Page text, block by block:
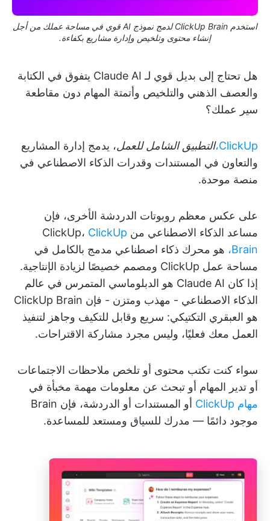
استخدم ClickUp Brain لدمج نموذج AI قوي في مساحة عملك من أجل
إنشاء محتوى وتلخيص وإدارة مشاريع بكفاءة.
هل تحتاج إلى بديل قوي لـ Claude AI يتفوق في الكتابة
والعصف الذهني والتلخيص وأتمتة المهام دون مقاطعة
سير عملك؟
ClickUp، التطبيق الشامل للعمل، يدمج إدارة المشاريع
والتعاون في المستندات وقدرات الذكاء الاصطناعي في
منصة موحدة.
على عكس معظم روبوتات الدردشة الأخرى، فإن
مساعد الذكاء الاصطناعي من ClickUp، ClickUp
Brain،
هو محرك ذكاء اصطناعي مدمج بالكامل في
مساحة عمل ClickUp ومصمم خصيصًا لزيادة الإنتاجية.
إذا كان Claude AI هو الدبلوماسي المتمرس في عالم
الذكاء الاصطناعي - مهذب ومتزن - فإن ClickUp Brain
هو العبقري التكتيكي: سريع وقابل للتكيف وجاهز لتنفيذ
العمل معك فعليًا، وليس مجرد مشاركة الاقتراحات.
سواء كنت تكتب محتوى أو تلخص ملاحظات الاجتماعات
أو تدير المهام أو تبحث عن معلومات مهمة مخبأة في
مهام ClickUp
أو المستندات أو الدردشة، فإن Brain
موجود دائمًا — مدرك للسياق ومستعد للمساعدة.